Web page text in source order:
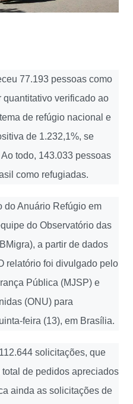
77.193 pessoas como
quantitativo verificado ao
de refúgio nacional e
de 1.232,1%, se
todo, 143.033 pessoas
como refugiadas.
do Anuário Refúgio em
do Observatório das
a partir de dados
relatório foi divulgado pelo
Pública (MJSP) e
(ONU) para
feira (13), em Brasília.
solicitações, que
de pedidos apreciados
ainda as solicitações de